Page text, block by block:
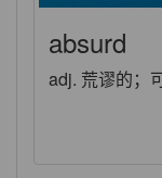
absurd
adj. 荒谬的；